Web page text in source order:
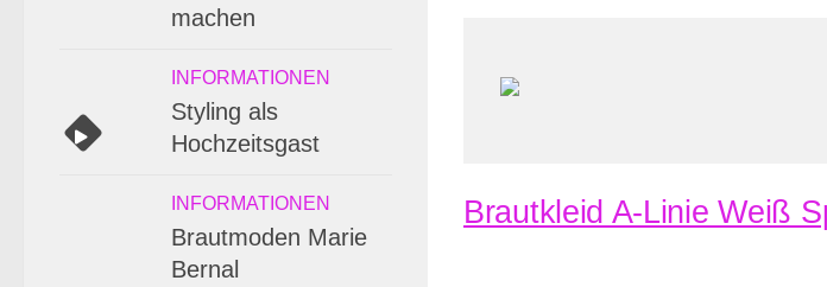
Brautkleid A-Linie Weiß
machen
INFORMATIONEN
Styling als
Hochzeitsgast
INFORMATIONEN
Brautmoden Marie
Bernal